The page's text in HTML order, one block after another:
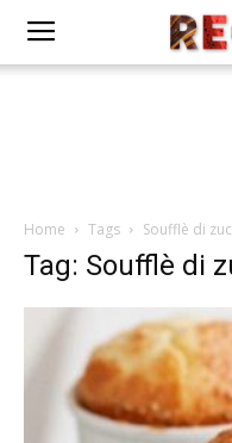
Home Tags Soufflè di
Tag: Soufflè di